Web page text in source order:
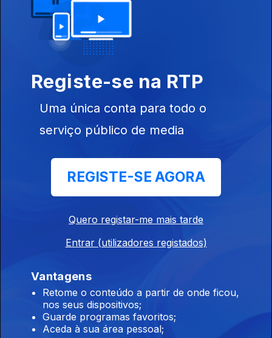
Ep. 24
António Costa e
Registe-se na RTP
Uma única conta para todo o
serviço público de media
REGISTE-SE AGORA
Quero registar-me mais tarde
Entrar (utilizadores registados)
Vantagens
Retome o conteúdo a partir de onde ficou,
nos seus dispositivos;
Guarde programas favoritos;
Aceda à sua área pessoal;